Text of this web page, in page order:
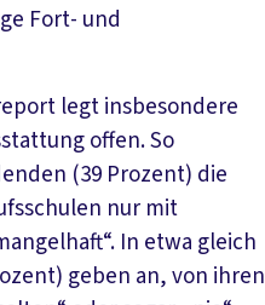
Fort- und
legt insbesondere
offen. So
(39 Prozent) die
nur mit
In etwa gleich
geben an, von ihren